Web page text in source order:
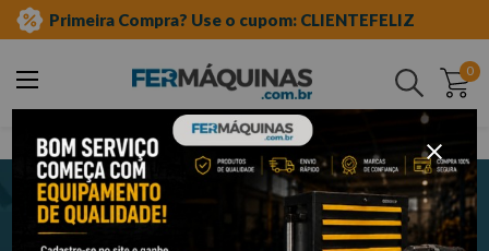
Primeira Compra? Use o cupom: CLIENTEFELIZ
0
Buscar
Newsletter
Cadastre-se e receba nossas novidades e promoções em seu e-
mail!